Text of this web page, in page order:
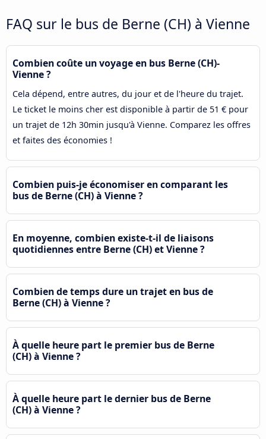
FAQ sur le bus de Berne (CH) à Vienne
Combien coûte un voyage en bus Berne (CH)-
Vienne ?
Cela dépend, entre autres, du jour et de l'heure du trajet.
Le ticket le moins cher est disponible à partir de 51 € pour
un trajet de 12h 30min jusqu'à Vienne. Comparez les offres
et faites des économies !
Combien puis-je économiser en comparant les
bus de Berne (CH) à Vienne ?
En moyenne, combien existe-t-il de liaisons
quotidiennes entre Berne (CH) et Vienne ?
Combien de temps dure un trajet en bus de
Berne (CH) à Vienne ?
À quelle heure part le premier bus de Berne
(CH) à Vienne ?
À quelle heure part le dernier bus de Berne
(CH) à Vienne ?